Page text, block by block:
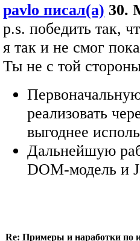
pavlo писал(а) 30.
p.s. победить так,
я так и не смог
Ты не с той
реализовать
выгоднее
Дальнейшую
DOM-модель и
Re: Примеры и наработки по